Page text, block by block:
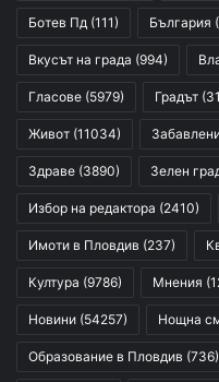
Ботев Пд (111) България
Вкусът на града (994)
Гласове (5979) Градът
Живот (11034)
Здраве (3890) Зелен
Избор на редактора (2410)
Имоти в Пловдив (237)
Култура (9786) Мнения
Новини (54257) Нощна
Образование в Пловдив (736)